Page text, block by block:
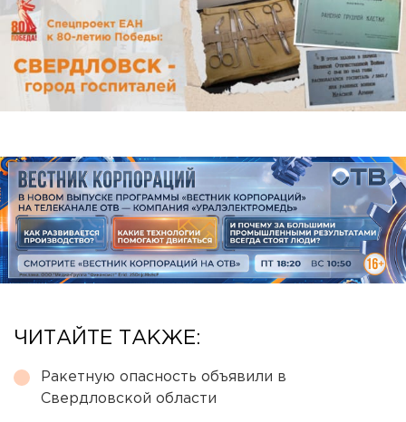
ЧИТАЙТЕ ТАКЖЕ:
Ракетную опасность объявили в
Свердловской области